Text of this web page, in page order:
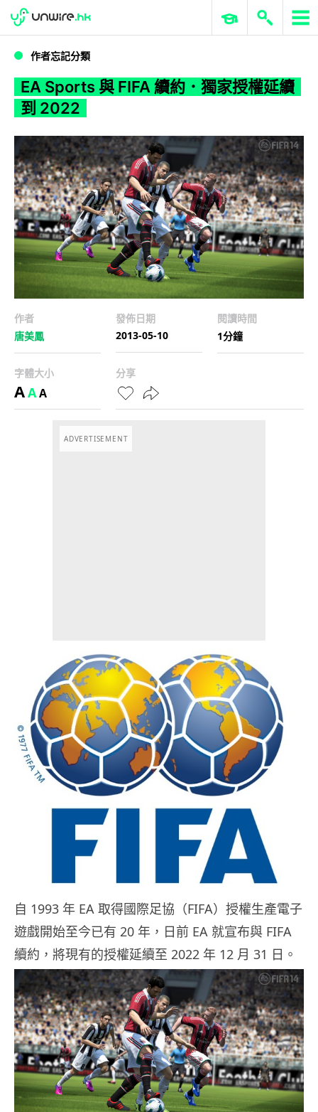
WWDC 2026 ERP 與商業 AI
作者忘記分類
EA Sports 與 FIFA 續約．獨家授權延續
到 2022
作者
唐美鳳
發佈日期
2013-05-10
閱讀時間
1分鐘
字體大小
AAA
分享
ADVERTISEMENT
自 1993 年 EA 取得國際足協（FIFA）授權生產電子
遊戲開始至今已有 20 年，日前 EA 就宣布與 FIFA
續約，將現有的授權延續至 2022 年 12 月 31 日。